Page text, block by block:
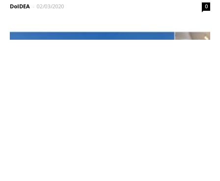
DoIDEA - 02/03/2020 0